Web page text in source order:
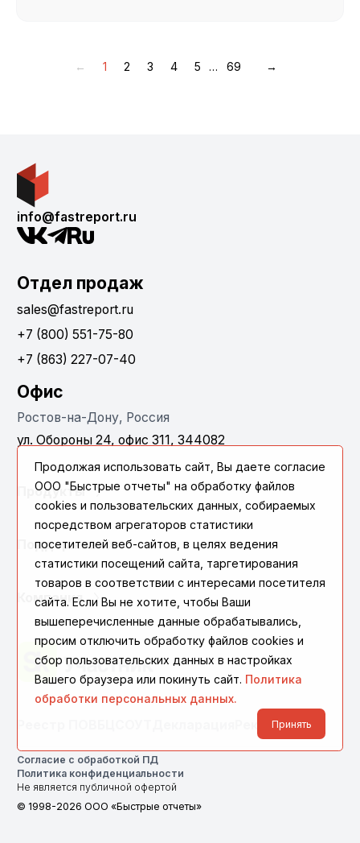
← 1 2 3 4 5 … 69 →
info@fastreport.ru
Отдел продаж
sales@fastreport.ru
+7 (800) 551-75-80
+7 (863) 227-07-40
Офис
Ростов-на-Дону, Россия
ул. Обороны 24, офис 311, 344082
Продукты
Поддержка
Компания
Реквизиты
Согласие с обработкой ПД
Политика конфиденциальности
Не является публичной офертой
© 1998-2026 ООО «Быстрые отчеты»
Продолжая использовать сайт, Вы даете согласие
ООО "Быстрые отчеты" на обработку файлов
cookies и пользовательских данных, собираемых
посредством агрегаторов статистики
посетителей веб-сайтов, в целях ведения
статистики посещений сайта, таргетирования
товаров в соответствии с интересами посетителя
сайта. Если Вы не хотите, чтобы Ваши
вышеперечисленные данные обрабатывались,
просим отключить обработку файлов cookies и
сбор пользовательских данных в настройках
Вашего браузера или покинуть сайт. Политика
обработки персональных данных.
Принять